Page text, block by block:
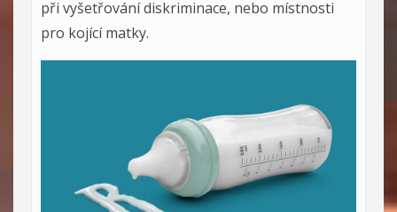
při vyšetřování diskriminace, nebo místnosti
pro kojící matky.